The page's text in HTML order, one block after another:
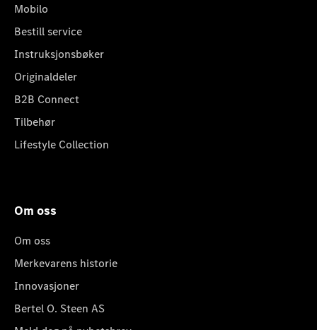
Mobilo
Bestill service
Instruksjonsbøker
Originaldeler
B2B Connect
Tilbehør
Lifestyle Collection
Om oss
Om oss
Merkevarens historie
Innovasjoner
Bertel O. Steen AS